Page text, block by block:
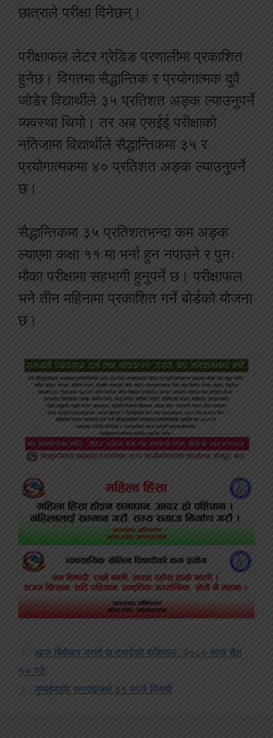
छात्राले परीक्षा दिनेछन्।
परीक्षाफल लेटर ग्रेडिङ प्रणालीमा प्रकाशित
हुनेछ। विगतमा सैद्धान्तिक र प्रयोगात्मक दुवै
जोडेर विद्यार्थीले ३५ प्रतिशत अङ्क ल्याउनुपर्ने
व्यवस्था थियो। तर अब एसईई परीक्षाको
नतिजामा विद्यार्थीले सैद्धान्तिकमा ३५ र
प्रयोगात्मकमा ४० प्रतिशत अङ्क ल्याउनुपर्ने
छ।
सैद्धान्तिकमा ३५ प्रतिशतभन्दा कम अङ्क
ल्याएमा कक्षा ११ मा भर्ना हुन नपाउने र पुनः
मौका परीक्षामा सहभागी हुनुपर्ने छ। परीक्षाफल
भने तीन महिनामा प्रकाशित गर्ने बोर्डको योजना
छ।
आज बिहीबार यस्तो छ तपाईको राशिफल, २०८० साल चैत
१५ गते
मुम्बईमाथि सनराइजर्स ३१ रनले विजयी